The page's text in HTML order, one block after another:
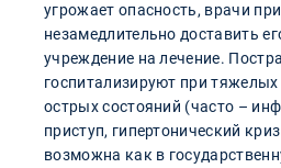
угрожает опасность, врачи
незамедлительно доставить
учреждение на лечение.
госпитализируют при
острых состояний (часто –
приступ, гипертонический
возможна как в